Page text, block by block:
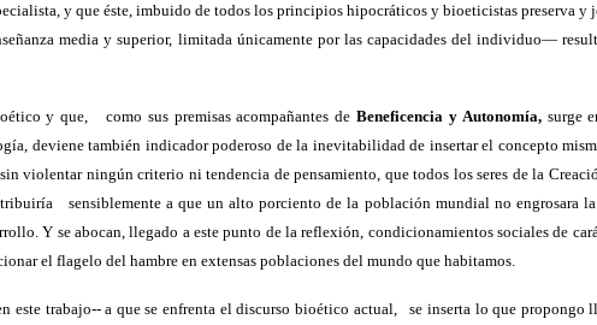
y que éste, imbuido de todos los principios hipocráticos y bioeticistas preserva
media y superior, limitada únicamente por las capacidades del individuo—
y que, como sus premisas acompañantes deBeneficencia y Autonomía, surge
deviene también indicador poderoso de la inevitabilidad de insertar el concepto
violentar ningún criterio ni tendencia de pensamiento, que todos los seres de la
sensiblemente a que un alto porciento de la población mundial no engrosara
Y se abocan, llegado a este punto de la reflexión, condicionamientos sociales de
el flagelo del hambre en extensas poblaciones del mundo que habitamos.
este trabajo-- a que se enfrenta el discurso bioético actual,
se inserta lo que propongo